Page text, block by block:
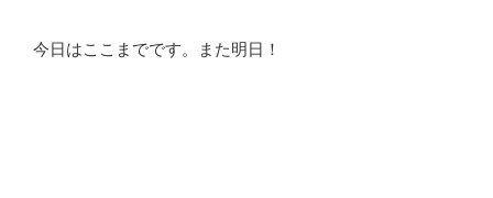
今日はここまでです。また明日！